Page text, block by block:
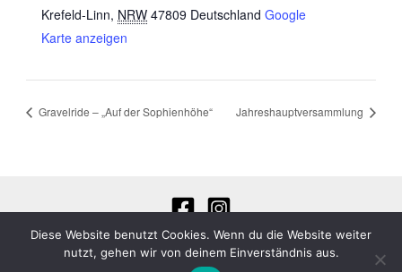
Krefeld-Linn, NRW 47809 Deutschland Google
Karte anzeigen
Gravelride – „Auf der Sophienhöhe“ Jahreshauptversammlung
Datenschutzerklärung
Impressum
Diese Website benutzt Cookies. Wenn du die Website weiter
nutzt, gehen wir von deinem Einverständnis aus.